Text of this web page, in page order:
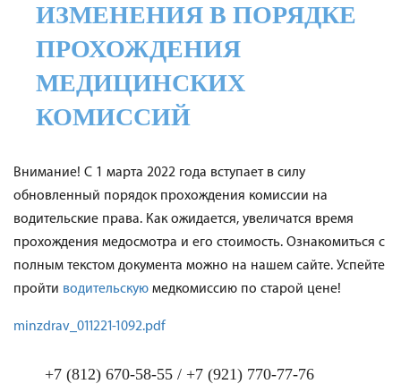
ИЗМЕНЕНИЯ В ПОРЯДКЕ
ПРОХОЖДЕНИЯ
МЕДИЦИНСКИХ
КОМИССИЙ
Внимание! С 1 марта 2022 года вступает в силу
обновленный порядок прохождения комиссии на
водительские права. Как ожидается, увеличатся время
прохождения медосмотра и его стоимость. Ознакомиться с
полным текстом документа можно на нашем сайте. Успейте
пройти водительскую медкомиссию по старой цене!
minzdrav_011221-1092.pdf
+7 (812) 670-58-55 / +7 (921) 770-77-76